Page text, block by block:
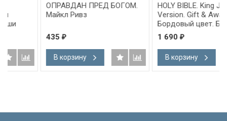
ОПРАВДАН ПРЕД БОГОМ.
Майкл Ривз
В корзину
HOLY BIBLE. King James
Version. Gift & Award Bible.
Бордовый цвет. Библия
Короля Иакова на
английском языке.
Словарь, карты, закладка,
подарочная вкладка, слова
Иисуса выделены красным
В корзину